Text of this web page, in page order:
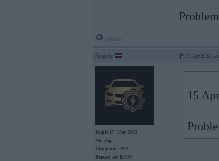
Angelz 15. Apr 2022,
Kopš: 17. May 2002
No: Rīga
Ziņojumi: 2893
Braucu ar: BMW
15